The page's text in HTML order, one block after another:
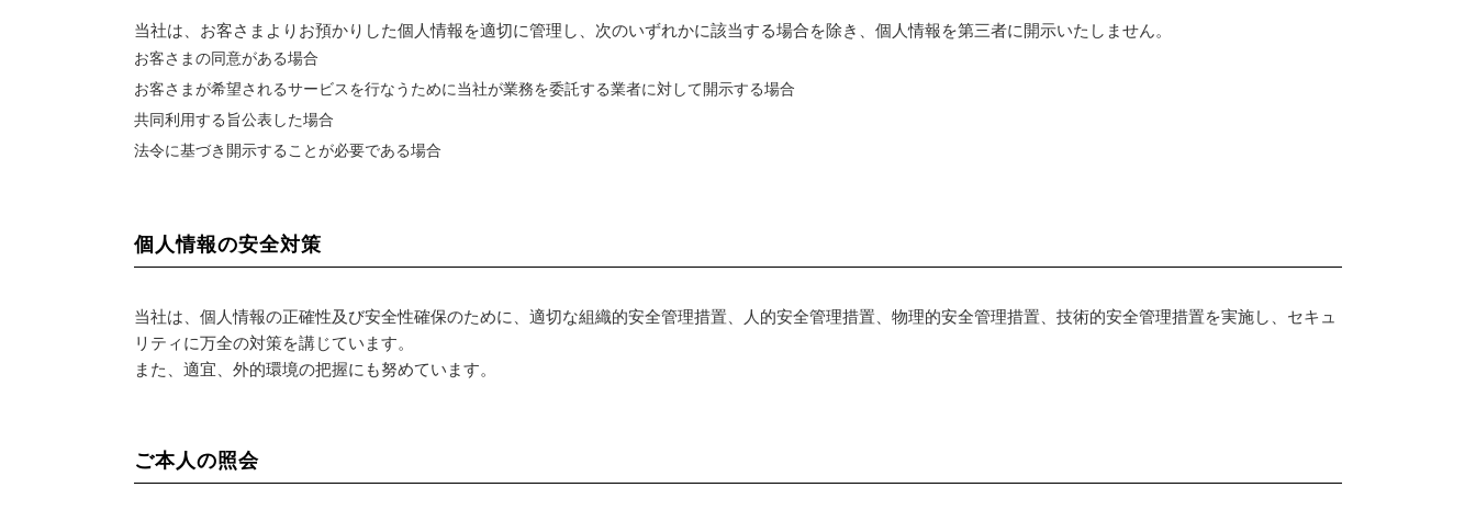
当社は、お客さまよりお預かりした個人情報を適切に管理し、次のいずれかに該当する場合を除き、個人情報を第三者に開示いたしません。
お客さまの同意がある場合
お客さまが希望されるサービスを行なうために当社が業務を委託する業者に対して開示する場合
共同利用する旨公表した場合
法令に基づき開示することが必要である場合
個人情報の安全対策
当社は、個人情報の正確性及び安全性確保のために、適切な組織的安全管理措置、人的安全管理措置、物理的安全管理措置、技術的安全管理措置を実施し、セキュ
リティに万全の対策を講じています。
また、適宜、外的環境の把握にも努めています。
ご本人の照会